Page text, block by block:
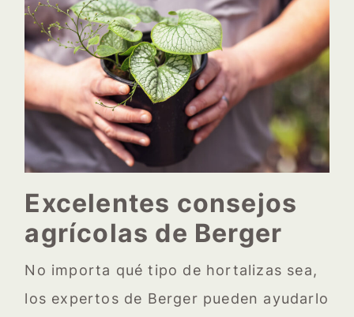
Excelentes consejos
agrícolas de Berger
No importa qué tipo de hortalizas sea,
los expertos de Berger pueden ayudarlo